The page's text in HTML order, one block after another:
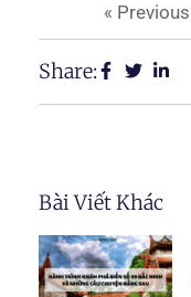
« Previous
Share:
Bài Viết Khác